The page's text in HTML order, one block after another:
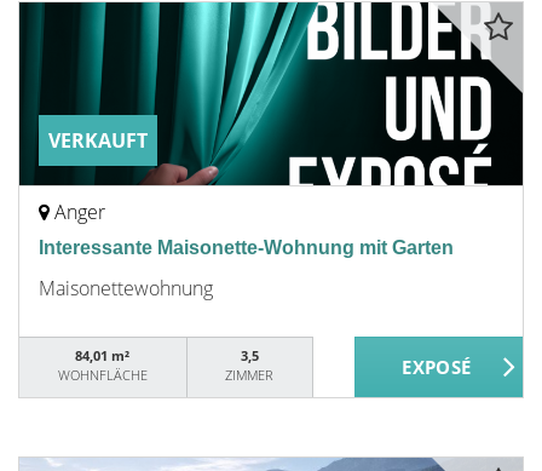
VERKAUFT
Anger
Interessante Maisonette-Wohnung mit Garten
Maisonettewohnung
84,01 m²
WOHNFLÄCHE
3,5
ZIMMER